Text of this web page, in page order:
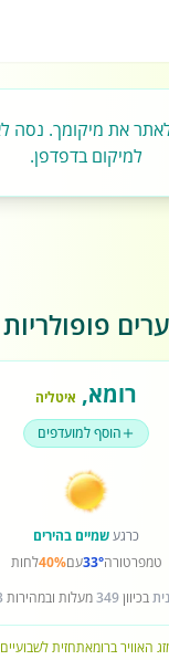
את מיקומך. נסה
למיקום בדפדפן.
ערים פופולריות
רומא, איטליה
הוסף למועדפים
כרגעשמיים בהירים
טמפרטורה33°עם40%לחות
בכיוון349מעלות ובמהירות
האוויר ברומאתחזית לשבועיים